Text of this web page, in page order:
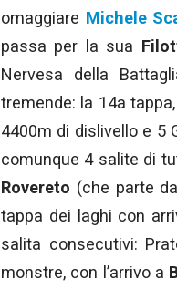
omaggiare Michele
passa per la sua
Nervesa della
tremende: la 14a
4400m di dislivello e 5
comunque 4 salite di
Rovereto (che parte
tappa dei laghi con
salita consecutivi:
monstre, con l’arrivo a